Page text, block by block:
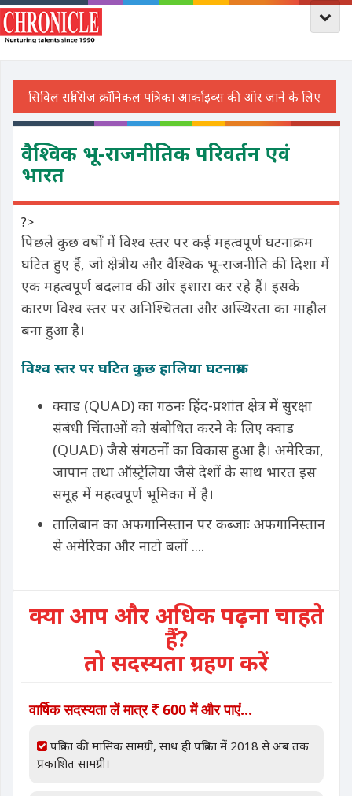
वैश्विक भू-राजनीतिक परिवर्तन एवं
भारत
?>
पिछले कुछ वर्षों में विश्व स्तर पर कई महत्वपूर्ण घटनाक्रम
घटित हुए हैं, जो क्षेत्रीय और वैश्विक भू-राजनीति की दिशा में
एक महत्वपूर्ण बदलाव की ओर इशारा कर रहे हैं। इसके
कारण विश्व स्तर पर अनिश्चितता और अस्थिरता का माहौल
बना हुआ है।
विश्व स्तर पर घटित कुछ हालिया घटनाक्रम
क्वाड (QUAD) का गठनः हिंद-प्रशांत क्षेत्र में सुरक्षा
संबंधी चिंताओं को संबोधित करने के लिए क्वाड
(QUAD) जैसे संगठनों का विकास हुआ है। अमेरिका,
जापान तथा ऑस्ट्रेलिया जैसे देशों के साथ भारत इस
समूह में महत्वपूर्ण भूमिका में है।
तालिबान का अफगानिस्तान पर कब्जाः अफगानिस्तान
से अमेरिका और नाटो बलों ....
क्या आप और अधिक पढ़ना चाहते
हैं?
तो सदस्यता ग्रहण करें
वार्षिक सदस्यता लें मात्र 600 में और पाएं...
पत्रिका की मासिक सामग्री, साथ ही पत्रिका में 2018 से अब तक
प्रकाशित सामग्री।